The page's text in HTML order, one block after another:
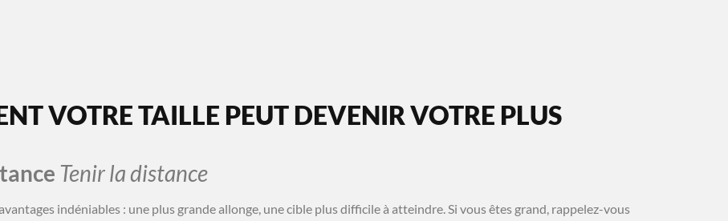
VOTRE TAILLE PEUT DEVENIR VOTRE PLUS
Tenir la distance
indéniables : une plus grande allonge, une cible plus difficile à atteindre. Si vous êtes grand, rappelez-vous